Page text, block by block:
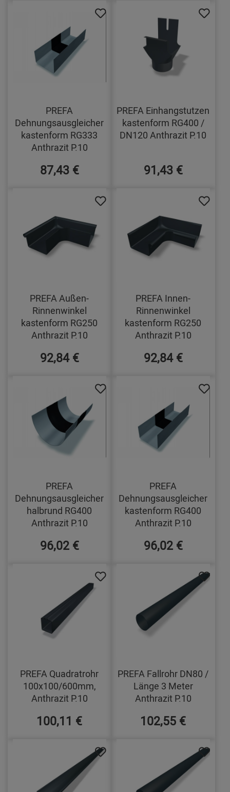
PREFA
Dehnungsausgleicher
kastenform RG333
Anthrazit P.10
87,43 €
PREFA Einhangstutzen
kastenform RG400 /
DN120 Anthrazit P.10
91,43 €
PREFA Außen-
Rinnenwinkel
kastenform RG250
Anthrazit P.10
92,84 €
PREFA Innen-
Rinnenwinkel
kastenform RG250
Anthrazit P.10
92,84 €
PREFA
Dehnungsausgleicher
halbrund RG400
Anthrazit P.10
96,02 €
PREFA
Dehnungsausgleicher
kastenform RG400
Anthrazit P.10
96,02 €
PREFA Quadratrohr
100x100/600mm,
Anthrazit P.10
100,11 €
PREFA Fallrohr DN80 /
Länge 3 Meter
Anthrazit P.10
102,55 €